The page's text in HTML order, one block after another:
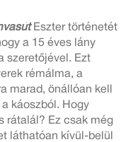
Eszter történetét
a 15 éves lány
szeretőjével. Ezt
rémálma, a
marad, önállóan kell
káoszból. Hogy
rátalál? Ez csak még
láthatóan kívül-belül